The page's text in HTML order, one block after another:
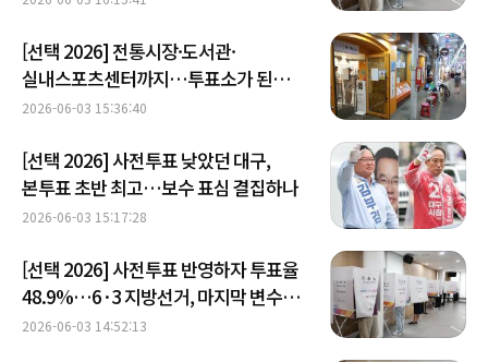
[선택 2026] 전통시장·도서관·
실내스포츠센터까지…투표소가 된
일상의 공간들
2026-06-03 15:36:40
[선택 2026] 사전투표 낮았던 대구,
본투표 초반 최고…보수 표심 결집하나
2026-06-03 15:17:28
[선택 2026] 사전투표 반영하자 투표율
48.9%…6·3 지방선거, 마지막 변수는
'본투표층'
2026-06-03 14:52:13